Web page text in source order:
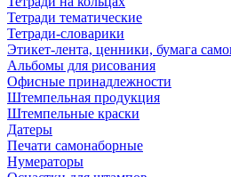
Тетради тематические
Тетради-словарики
Этикет-лента, ценники, бумага
Альбомы для рисования
Офисные принадлежности
Штемпельная продукция
Штемпельные краски
Датеры
Печати самонаборные
Нумераторы